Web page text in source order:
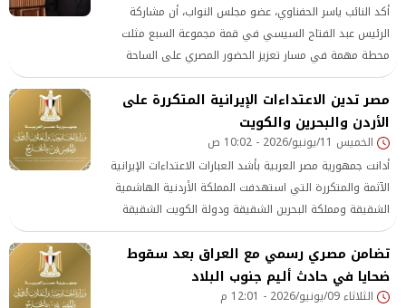
أكد النائب ياسر الحفناوي، عضو مجلس النواب، أن مشاركة
الرئيس عبد الفتاح السيسي في قمة مجموعة السبع مثلت
محطة مهمة في مسار تعزيز الحضور المصري على الساحة
الدولية، وعكست حجم الثقة التي باتت تحظى بها الدولة
المصرية باعتبارها طرفًا رئيسيًا في مناقشة
مصر تدين الاعتداءات الإيرانية المتكررة على
الأردن والبحرين والكويت
الخميس 11/يونيو/2026 - 10:02 ص
أدانت جمهورية مصر العربية بأشد العبارات الاعتداءات الإيرانية
الآثمة والمتكررة التي استهدفت المملكة الأردنية الهاشمية
الشقيقة ومملكة البحرين الشقيقة ودولة الكويت الشقيقة
تضامن مصري رسمي مع العراق بعد سقوط
ضحايا في حادث أليم جنوب البلاد
الثلاثاء 09/يونيو/2026 - 12:01 م